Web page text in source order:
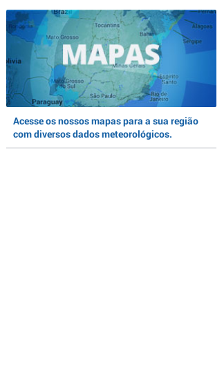
Acesse os nossos mapas para a sua região
com diversos dados meteorológicos.